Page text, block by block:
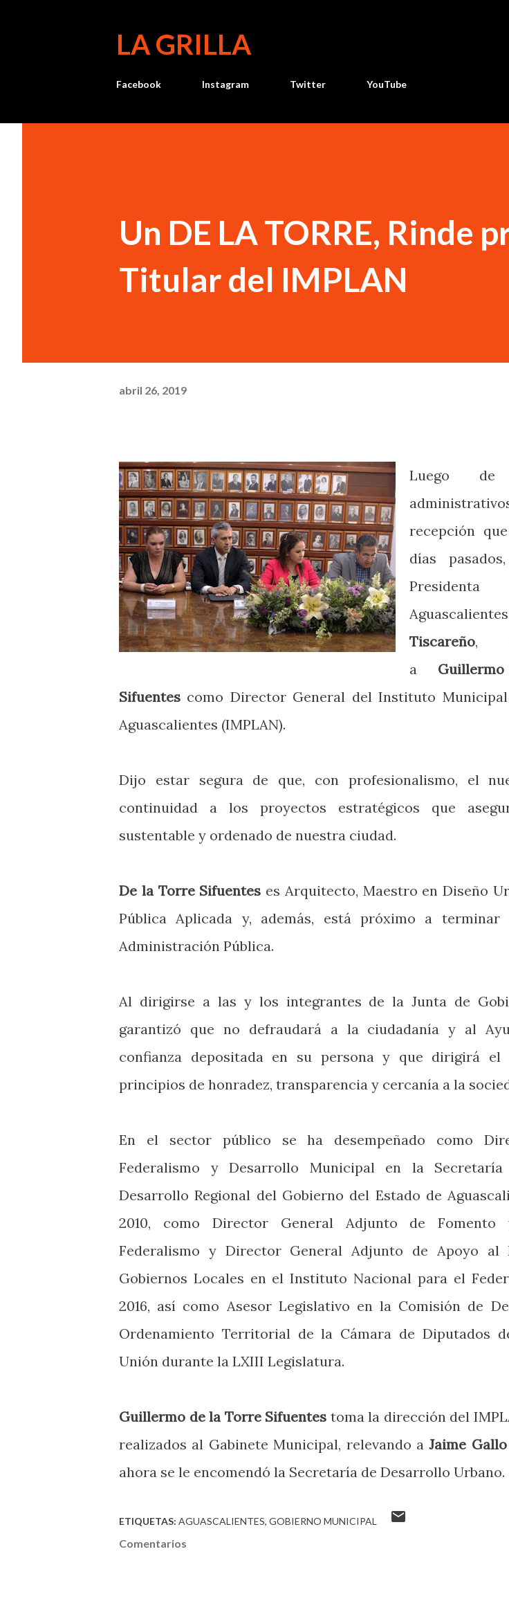
LA GRILLA
Facebook Instagram Twitter YouTube
Un DE LA TORRE, Rinde
Titular del IMPLAN
abril 26, 2019
Luego
recepción
días
Tiscareño,
a
Sifuentes como Director General del Instituto
Aguascalientes (IMPLAN).
Dijo estar segura de que, con profesionalismo, el
continuidad a los proyectos estratégicos que
sustentable y ordenado de nuestra ciudad.
De la Torre Sifuentes es Arquitecto, Maestro en Diseño
Pública Aplicada y, además, está próximo a
Administración Pública.
Al dirigirse a las y los integrantes de la Junta de
garantizó que no defraudará a la ciudadanía y al
confianza depositada en su persona y que dirigirá
principios de honradez, transparencia y cercanía a la
En el sector público se ha desempeñado como
Federalismo y Desarrollo Municipal en la
Desarrollo Regional del Gobierno del Estado de
2010, como Director General Adjunto de
Federalismo y Director General Adjunto de Apoyo al
Gobiernos Locales en el Instituto Nacional para el
2016, así como Asesor Legislativo en la Comisión de
Ordenamiento Territorial de la Cámara de Diputados
Unión durante la LXIII Legislatura.
Guillermo de la Torre Sifuentes toma la dirección del
realizados al Gabinete Municipal, relevando aJaime
ahora se le encomendó la Secretaría de Desarrollo Urbano.
ETIQUETAS: AGUASCALIENTES GOBIERNO MUNICIPAL
Comentarios